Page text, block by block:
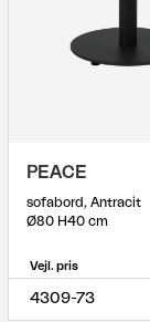
PEACE
sofabord, Antracit
Ø80 H40 cm
Vejl. pris
4309-73